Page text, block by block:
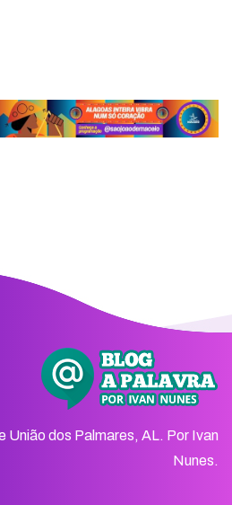
União dos Palmares, AL. Por Ivan
Nunes.